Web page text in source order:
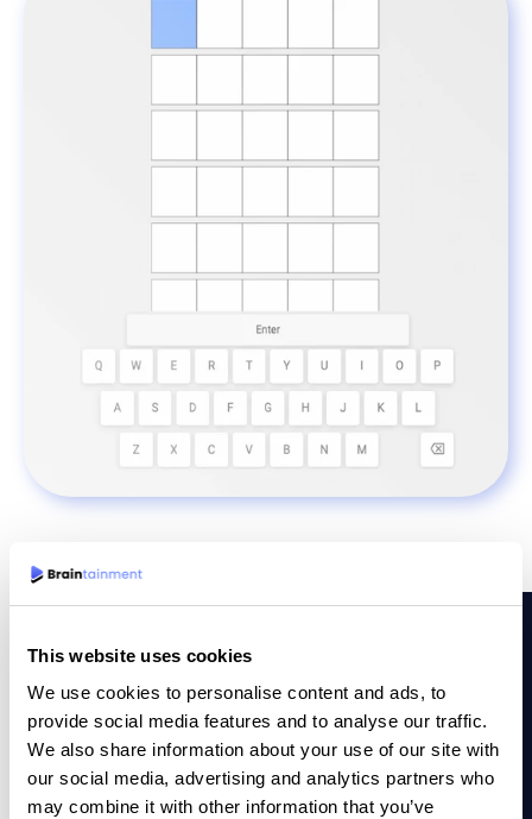
This website uses cookies
We use cookies to personalise content and ads, to
provide social media features and to analyse our traffic.
We also share information about your use of our site with
our social media, advertising and analytics partners who
may combine it with other information that you’ve
POURQUOI EST-CE UN JEU BRAINTAINMENT?
Pourquoi nous choisir?